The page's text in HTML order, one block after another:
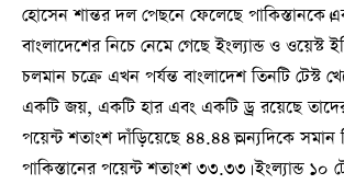
হোসেন শান্তর দল পেছনে ফেলেছে
বাংলাদেশের নিচে নেমে গেছে ইংল্যান্ড ও ওয়েস্ট
চলমান চক্রে এখন পর্যন্ত বাংলাদেশ তিনটি টেস্ট
একটি জয়, একটি হার এবং একটি ড্র রয়েছে
পয়েন্ট শতাংশ দাঁড়িয়েছে ৪৪.৪৪।অন্যদিকে সমান
পাকিস্তানের পয়েন্ট শতাংশ ৩৩.৩৩। ইংল্যান্ড ১০